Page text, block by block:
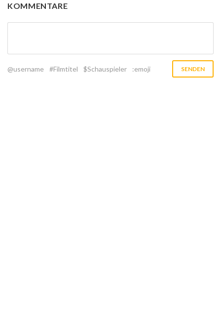
KOMMENTARE
@username #Filmtitel $Schauspieler :emoji